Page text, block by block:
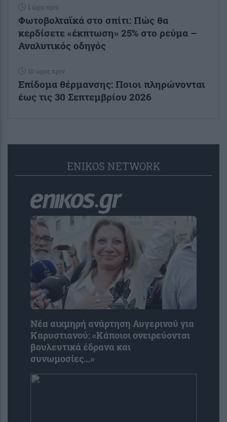
1 ώρα πριν
Φωτοβολταϊκά στο σπίτι: Πώς θα
κερδίσετε «έκπτωση» 25% στο ρεύμα –
Αναλυτικός οδηγός
10 ώρες πριν
Επίδομα θέρμανσης: Ποιοι πληρώνονται
έως τις 30 Σεπτεμβρίου 2026
ENIKOS NETWORK
Νέα αιχμηρή ανάρτηση Αυγερινού για
Καρυστιανού: «Κάποιοι ονειρεύονται
βουλευτικά έδρανα και
συνωμοσίες…»